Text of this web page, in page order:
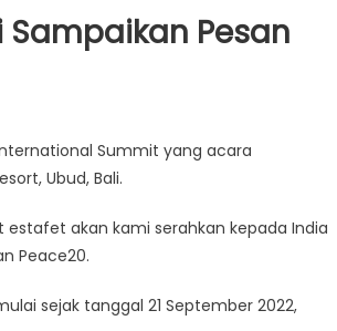
Pesan
Summit yang acara
Ubud, Bali.
estafet akan kami serahkan kepada India
Peace20.
sejak tanggal 21 September 2022,